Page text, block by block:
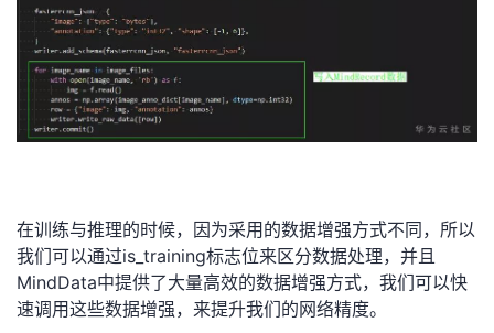
在训练与推理的时候，因为采用的数据增强方式不同，所以
我们可以通过is_training标志位来区分数据处理，并且
MindData中提供了大量高效的数据增强方式，我们可以快
速调用这些数据增强，来提升我们的网络精度。